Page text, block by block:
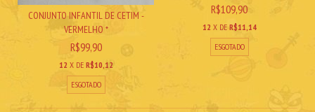
CONJUNTO INFANTIL DE CETIM -
VERMELHO *
R$99,90
12 X DE R$10,12
ESGOTADO
R$109,90
12 X DE R$11,14
ESGOTADO